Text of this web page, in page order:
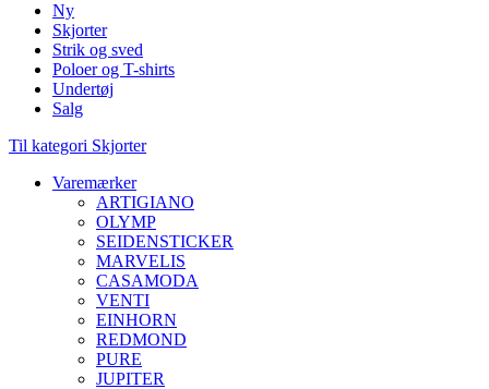
Ny
Skjorter
Strik og sved
Poloer og T-shirts
Undertøj
Salg
Til kategori Skjorter
Varemærker
ARTIGIANO
OLYMP
SEIDENSTICKER
MARVELIS
CASAMODA
VENTI
EINHORN
REDMOND
PURE
JUPITER